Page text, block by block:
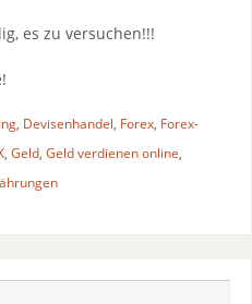
es zu versuchen!!!
, Devisenhandel, Forex, Forex-
, Geld, Geld verdienen online,